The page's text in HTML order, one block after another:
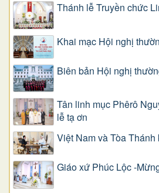
Thánh lễ Truyền chức
Khai mạc Hội nghị
Biên bản Hội nghị
Tân linh mục Phêrô
lễ tạ ơn
Việt Nam và Tòa Thánh
Giáo xứ Phúc Lộc -